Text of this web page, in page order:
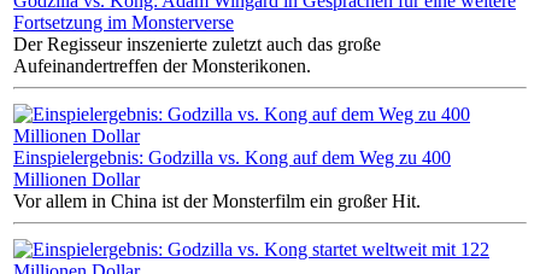
Fortsetzung im Monsterverse
Der Regisseur inszenierte zuletzt auch das große
Aufeinandertreffen der Monsterikonen.
Einspielergebnis: Godzilla vs. Kong auf dem Weg zu 400
Millionen Dollar
Vor allem in China ist der Monsterfilm ein großer Hit.